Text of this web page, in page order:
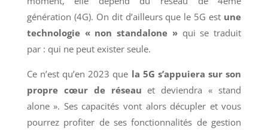
génération (4G). On dit d’ailleurs que le 5G est une
technologie « non standalone »qui se traduit
par : qui ne peut exister seule.
Ce n’est qu’en 2023 que la 5G s’appuiera sur son
propre cœur de réseau et deviendra « stand
alone ». Ses capacités vont alors décupler et vous
pourrez profiter de ses fonctionnalités de gestion